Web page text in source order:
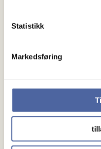
Statistikk
Markedsføring
Ny med MS
Mennesker
Noen å snakke med